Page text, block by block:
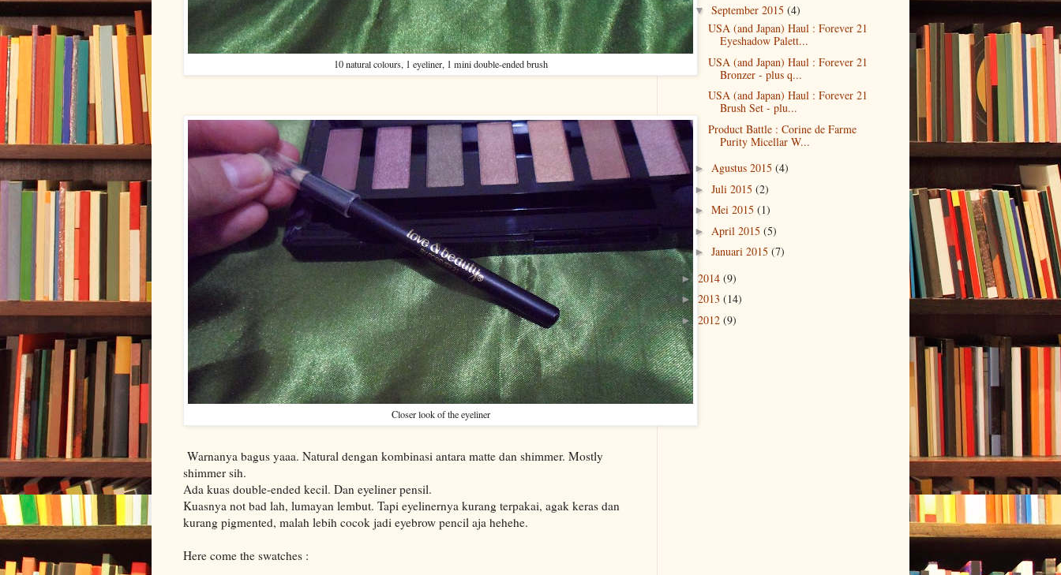
10 natural colours, 1 eyeliner, 1 mini double-ended brush
Closer look of the eyeliner
Warnanya bagus yaaa. Natural dengan kombinasi antara matte dan shimmer. Mostly
shimmer sih.
Ada kuas double-ended kecil. Dan eyeliner pensil.
Kuasnya not bad lah, lumayan lembut. Tapi eyelinernya kurang terpakai, agak keras dan
kurang pigmented, malah lebih cocok jadi eyebrow pencil aja hehehe.
Here come the swatches :
▼ September 2015 (4)
USA (and Japan) Haul : Forever 21
Eyeshadow Palett...
USA (and Japan) Haul : Forever 21
Bronzer - plus q...
USA (and Japan) Haul : Forever 21
Brush Set - plu...
Product Battle : Corine de Farme
Purity Micellar W...
► Agustus 2015 (4)
► Juli 2015 (2)
► Mei 2015 (1)
► April 2015 (5)
► Januari 2015 (7)
► 2014 (9)
► 2013 (14)
► 2012 (9)